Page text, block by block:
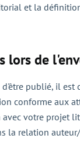
et la
lors de
publié, il
conforme aux
votre projet
la relation